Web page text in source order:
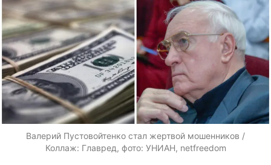
Валерий Пустовойтенко стал жертвой мошенников /
Коллаж: Главред, фото: УНИАН, netfreedom